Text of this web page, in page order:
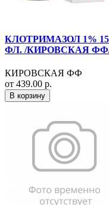
КЛОТРИМАЗОЛ 1%
ФЛ. /КИРОВСКАЯ
КИРОВСКАЯ ФФ
от 439.00 р.
В корзину